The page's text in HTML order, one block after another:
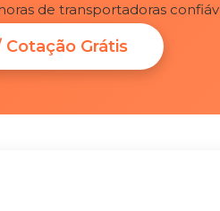
de transportadoras
Cotação Grátis